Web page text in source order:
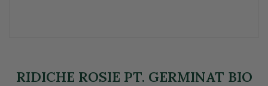
RIDICHE ROSIE PT. GERMINAT BIO